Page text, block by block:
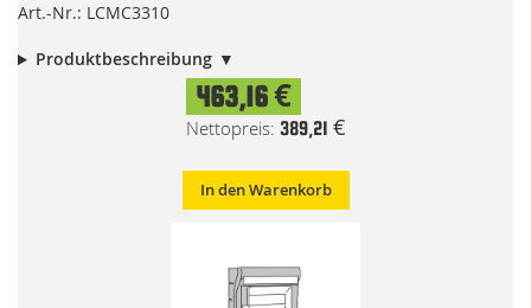
Art.-Nr.: LCMC3310
Produktbeschreibung
463,16 €
389,21 €
In den Warenkorb